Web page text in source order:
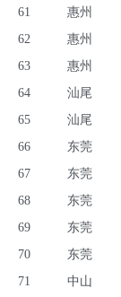
61
惠州
62
惠州
63
惠州
64
汕尾
65
汕尾
66
东莞
67
东莞
68
东莞
69
东莞
70
东莞
71
中山